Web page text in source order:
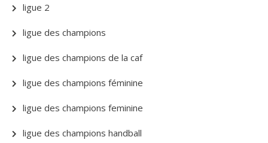
ligue 2
ligue des champions
ligue des champions de la caf
ligue des champions féminine
ligue des champions feminine
ligue des champions handball